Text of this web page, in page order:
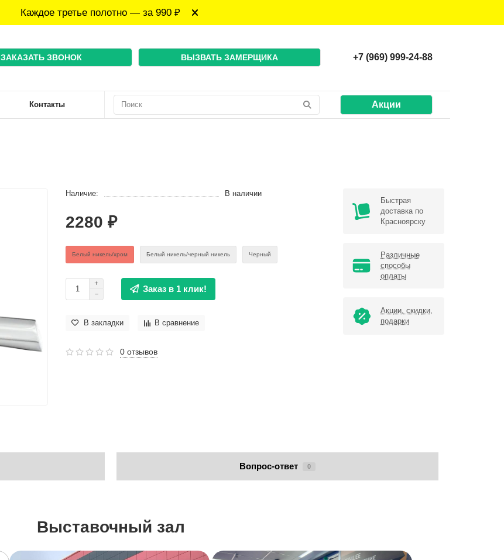
Каждое третье полотно — за 990 ₽
ЗАКАЗАТЬ ЗВОНОК ВЫЗВАТЬ ЗАМЕРЩИКА +7 (969) 999-24-88
Контакты Акции
Наличие: В наличии
2280 ₽
Белый никель/хром Белый никель/черный никель Черный
Заказ в 1 клик!
В закладки В сравнение
0 отзывов
Быстрая
доставка по
Красноярску
Различные
способы
оплаты
Акции, скидки,
подарки
Вопрос-ответ 0
Выставочный зал